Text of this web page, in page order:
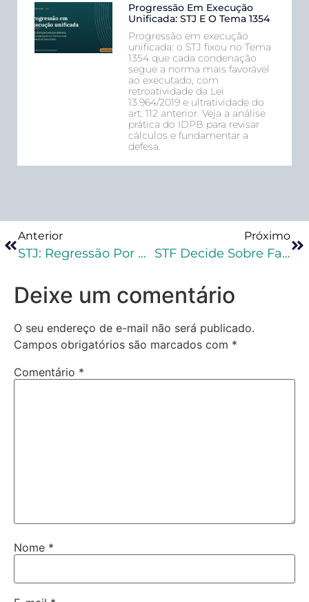
Progressão Em Execução
Unificada: STJ E O Tema 1354
Progressão em execução
unificada: o STJ fixou no Tema
1354 que cada condenação
segue a norma mais favorável
ao executado, com
retroatividade da Lei
13.964/2019 e ultratividade do
art. 112 anterior. Veja a análise
prática do IDPB para revisar
cálculos e fundamentar a
defesa.
Anterior
STJ: Regressão Por Violação Do Perímetro De Permanência No Monitoramento Eletrônico Do Apenado
Próximo
STF Decide Sobre Falta Disciplinar Grave E Regressão De Regime
Deixe um comentário
O seu endereço de e-mail não será publicado.
Campos obrigatórios são marcados com *
Comentário *
Nome *